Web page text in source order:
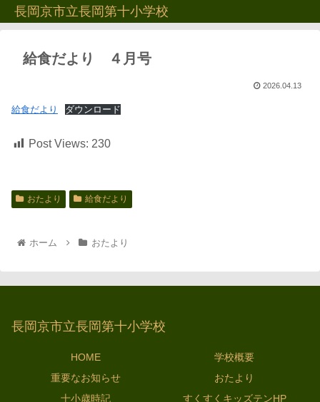
長岡京市立長岡第十小学校
給食だより ４月号
2026.04.13
給食だより ダウンロード
Post Views: 230
おたより 給食だより
ホーム おたより
長岡京市立長岡第十小学校
HOME
学校概要
重要なお知らせ
おたより
十小歳時記
すくすくキッズテンHP